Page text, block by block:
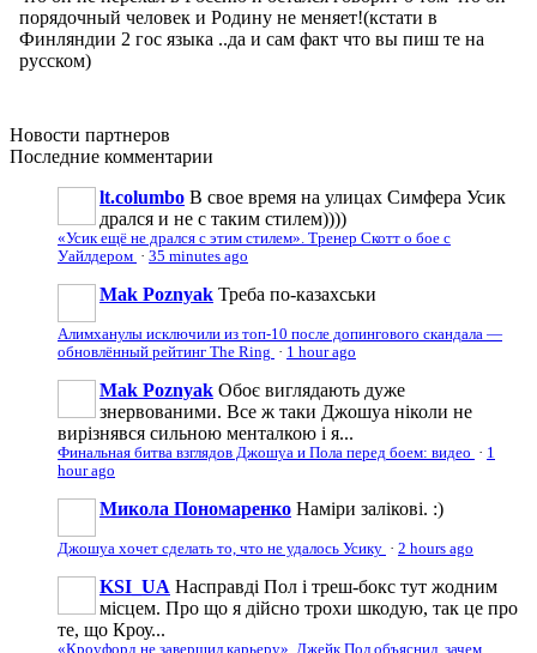
Новости партнеров
Последние комментарии
lt.columbo В свое время на улицах Симфера Усик
дрался и не с таким стилем))))
«Усик ещё не дрался с этим стилем». Тренер Скотт о бое с
Уайлдером · 35 minutes ago
Mak Poznyak Треба по-казахськи
Алимханулы исключили из топ-10 после допингового скандала —
обновлённый рейтинг The Ring · 1 hour ago
Mak Poznyak Обоє виглядають дуже
знервованими. Все ж таки Джошуа ніколи не
вирізнявся сильною менталкою і я...
Финальная битва взглядов Джошуа и Пола перед боем: видео · 1
hour ago
Микола Пономаренко Наміри залікові. :)
Джошуа хочет сделать то, что не удалось Усику · 2 hours ago
KSI_UA Насправді Пол і треш-бокс тут жодним
місцем. Про що я дійсно трохи шкодую, так це про
те, що Кроу...
«Кроуфорд не завершил карьеру». Джейк Пол объяснил, зачем